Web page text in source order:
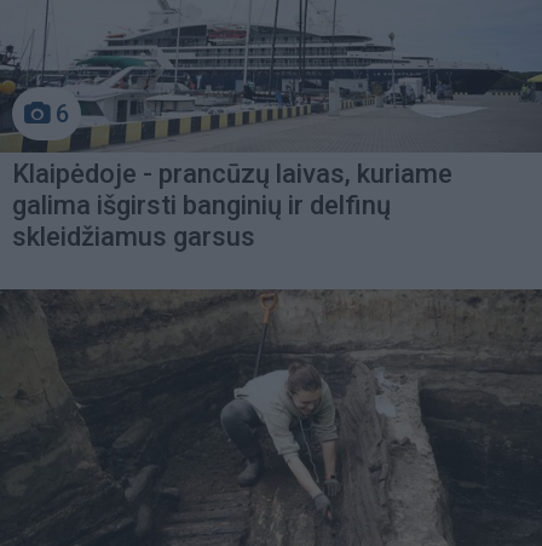
6
Klaipėdoje - prancūzų laivas, kuriame
galima išgirsti banginių ir delfinų
skleidžiamus garsus